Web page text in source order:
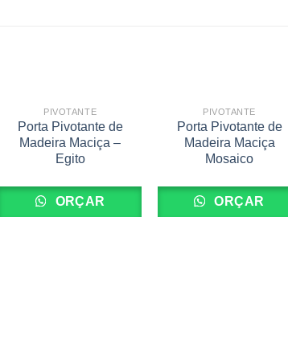
PIVOTANTE
Porta Pivotante de
Madeira Maciça –
Egito
ORÇAR
PIVOTANTE
Porta Pivotante de
Madeira Maciça
Mosaico
ORÇAR